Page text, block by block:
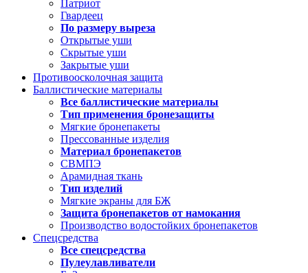
Патриот
Гвардеец
По размеру выреза
Открытые уши
Скрытые уши
Закрытые уши
Противоосколочная защита
Баллистические материалы
Все баллистические материалы
Тип применения бронезащиты
Мягкие бронепакеты
Прессованные изделия
Материал бронепакетов
СВМПЭ
Арамидная ткань
Тип изделий
Мягкие экраны для БЖ
Защита бронепакетов от намокания
Производство водостойких бронепакетов
Спецсредства
Все спецсредства
Пулеулавливатели